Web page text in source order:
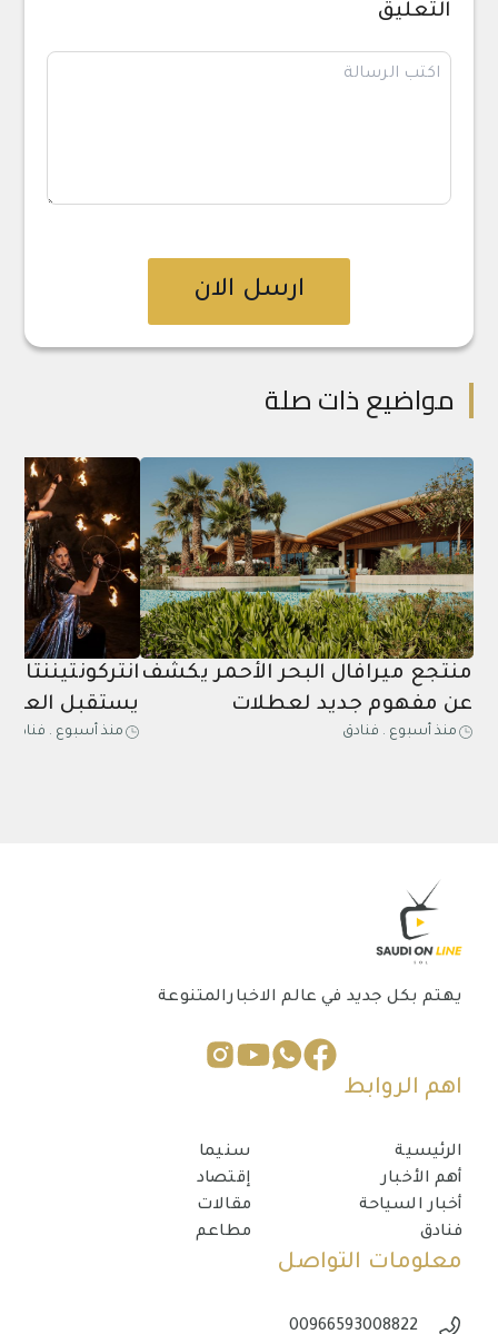
التعليق
ارسل الان
مواضيع ذات صلة
منتجع ميرافال البحر الأحمر يكشف
عن مفهوم جديد لعطلات
الاستشفاء الصيفية الشاملة
منذ أسبوع . فنادق
يستقبل
بالعروض
منذ أسبوع . فنادق
يهتم بكل جديد في عالم الاخبارالمتنوعة
اهم الروابط
الرئيسية
أهم الأخبار
أخبار السياحة
فنادق
سنيما
إقتصاد
مقالات
مطاعم
معلومات التواصل
00966593008822